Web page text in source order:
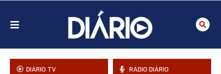
DIÁRIO TV RÁDIO DIÁRIO